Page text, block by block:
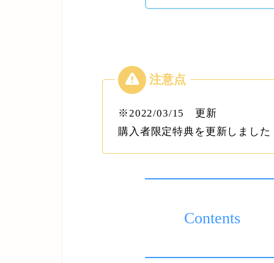
※2022/03/15 更新
購入者限定特典を更新しました
Contents